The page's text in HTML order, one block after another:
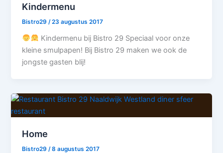
Kindermenu
Bistro29/23 augustus 2017
Kindermenu bij Bistro 29 Speciaal voor onze
kleine smulpapen! Bij Bistro 29 maken we ook de
jongste gasten blij!
Home
Bistro29 /8 augustus 2017